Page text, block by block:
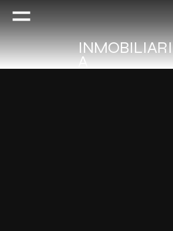
INMOBILIARI
A